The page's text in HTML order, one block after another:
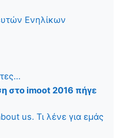
Ενηλίκων
στο imoot 2016 πήγε
us. Τι λένε για εμάς